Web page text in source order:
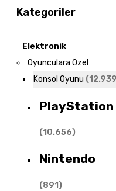
Kategoriler
Elektronik
Oyunculara Özel
Konsol Oyunu (12.939
PlayStation
(10.656)
Nintendo
(891)